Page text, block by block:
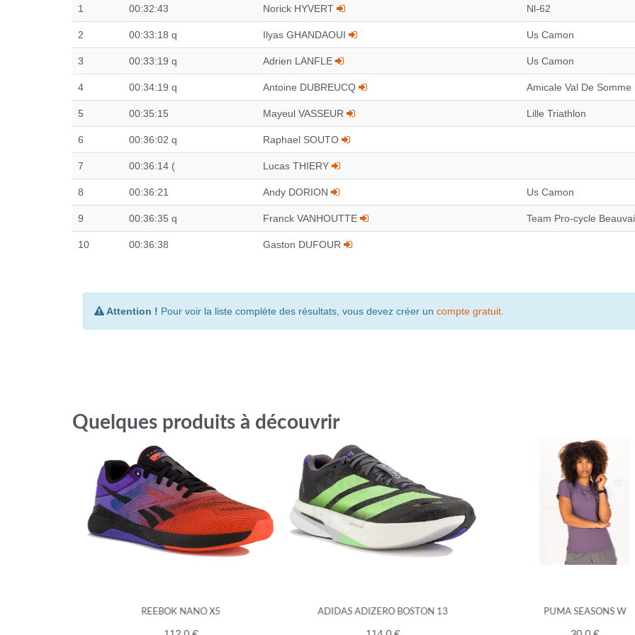
1 00:32:43 Norick HYVERT Nl-62
2 00:33:18 q Ilyas GHANDAOUI Us Camon
3 00:33:19 q Adrien LANFLE Us Camon
4 00:34:19 q Antoine DUBREUCQ Amicale Val De Somme
5 00:35:15 Mayeul VASSEUR Lille Triathlon
6 00:36:02 q Raphael SOUTO
7 00:36:14 ( Lucas THIERY
8 00:36:21 Andy DORION Us Camon
9 00:36:35 q Franck VANHOUTTE Team Pro-cycle
10 00:36:38 Gaston DUFOUR
Attention ! Pour voir la liste complète des résultats, vous devez créer un compte gratuit
Quelques produits à découvrir
REEBOK NANO X5 ADIDAS ADIZERO BOSTON 13 PUMA SEASONS W